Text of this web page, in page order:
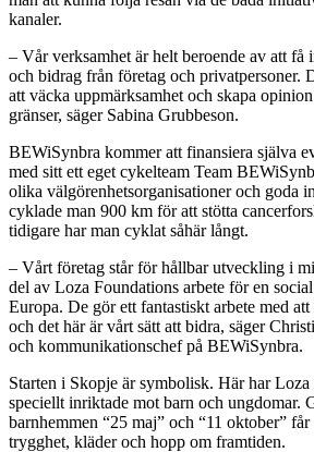
kanaler.
– Vår verksamhet är helt beroende av att få
och bidrag från företag och privatpersoner.
att väcka uppmärksamhet och skapa
gränser, säger Sabina Grubbeson.
BEWiSynbra kommer att finansiera själva
med sitt ett eget cykelteam Team
olika välgörenhetsorganisationer och goda
cyklade man 900 km för att stötta
tidigare har man cyklat såhär långt.
– Vårt företag står för hållbar utveckling i
del av Loza Foundations arbete för en
Europa. De gör ett fantastiskt arbete med
och det här är vårt sätt att bidra, säger
och kommunikationschef på BEWiSynbra.
Starten i Skopje är symbolisk. Här har
speciellt inriktade mot barn och ungdomar.
barnhemmen “25 maj” och “11 oktober”
trygghet, kläder och hopp om framtiden.